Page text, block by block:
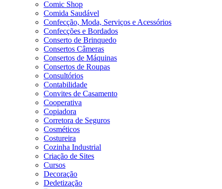
Comic Shop
Comida Saudável
Confecção, Moda, Serviços e Acessórios
Confecções e Bordados
Conserto de Brinquedo
Consertos Câmeras
Consertos de Máquinas
Consertos de Roupas
Consultórios
Contabilidade
Convites de Casamento
Cooperativa
Copiadora
Corretora de Seguros
Cosméticos
Costureira
Cozinha Industrial
Criação de Sites
Cursos
Decoração
Dedetização